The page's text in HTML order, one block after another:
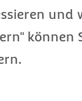
und